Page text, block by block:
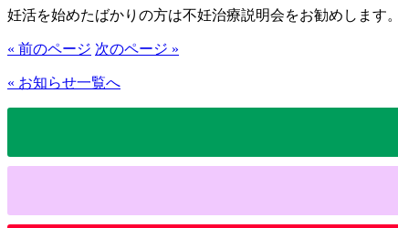
妊活を始めたばかりの方は不妊治療説明会をお勧めします。
« 前のページ 次のページ »
« お知らせ一覧へ